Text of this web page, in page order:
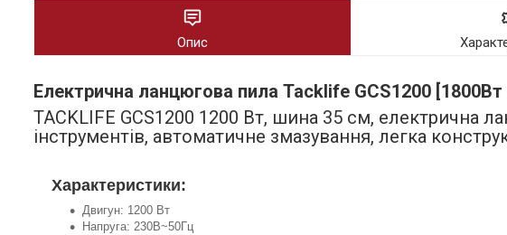
Опис
Електрична ланцюгова пила Tacklife GCS1200 [1800Вт
TACKLIFE GCS1200 1200 Вт, шина 35 см, електрична
інструментів, автоматичне змазування, легка
Характеристики:
Двигун: 1200 Вт
Напруга: 230В~50Гц